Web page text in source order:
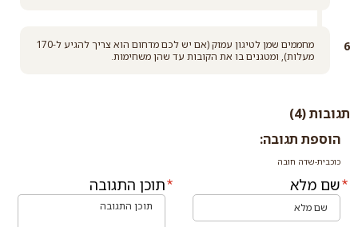
מחממים שמן לטיגון עמוק (אם יש לכם מדחום הוא צריך להגיע ל-170
מעלות), ומטגנים בו את הקובות עד שהן משחימות.
תגובות (4)
הוספת תגובה:
כוכבית-שדה חובה
שם מלא תוכן התגובה